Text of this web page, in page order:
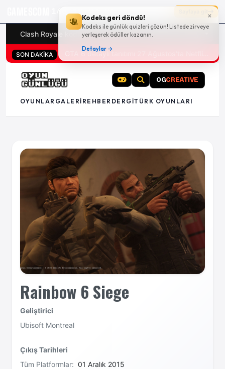
×
Kodeks geri döndü!
Kodeks ile günlük quizleri çözün! Listede zirveye
yerleşerek ödüller kazanın.
Detaylar →
16g 19:23:05
Clash Royale kodları Türk oyunları (PC ve konsollar) -
SON DAKİKA
OGCREATIVE
OYUNLAR GALERI REHBER DERGITÜRK OYUNLARI
Rainbow 6 Siege
Geliştirici
Ubisoft Montreal
Çıkış Tarihleri
Tüm Platformlar: 01 Aralık 2015